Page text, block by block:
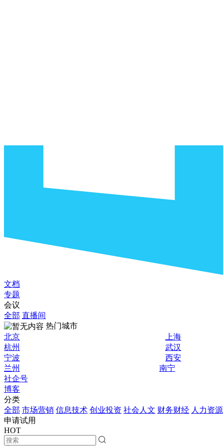
文档
专题
会议
全部 直播间
热门城市
北京
上海
杭州
武汉
宁波
西安
兰州
南宁
社企号
博客
分类
全部 市场营销 信息技术 创业投资 社会人文 财务财经 人力资源
申请试用
HOT